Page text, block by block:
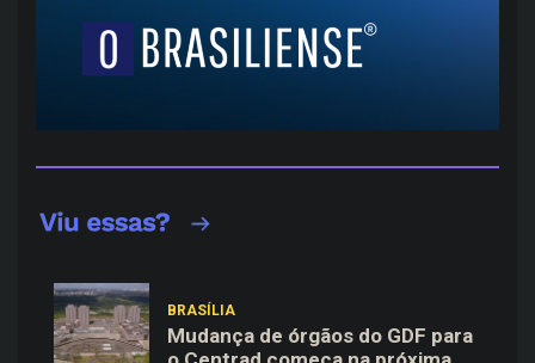
BRASÍLIA
Mudança de órgãos do GDF para